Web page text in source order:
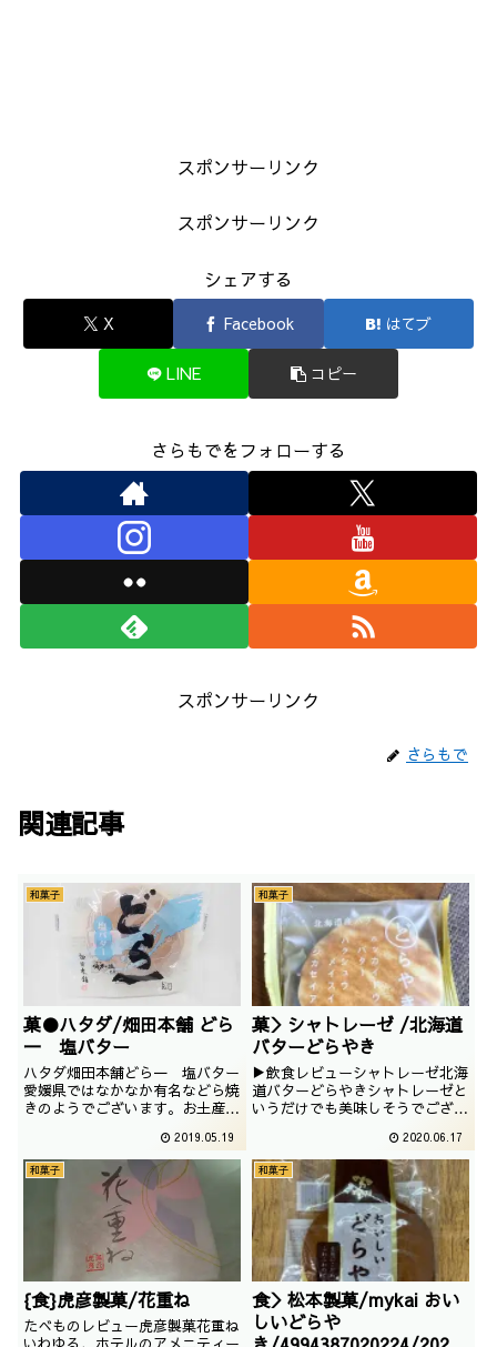
スポンサーリンク
スポンサーリンク
シェアする
X Facebook はてブ
LINE コピー
さらもでをフォローする
スポンサーリンク
さらもで
関連記事
和菓子
菓●ハタダ/畑田本舗 どら
一 塩バター
ハタダ畑田本舗どら一 塩バター
愛媛県ではなかなか有名などら焼
きのようでございます。お土産屋
てありました。撮影日は2019年
01月
2019.05.19
和菓子
菓＞シャトレーゼ /北海道
バターどらやき
▶飲食レビューシャトレーゼ北海
道バターどらやきシャトレーゼと
いうだけでも美味しそうでござい
ぽくはないですが、ジカセイアン
は入っているようです。撮影：
2020／04/02
2020.06.17
和菓子
{食}虎彦製菓/花重ね
たべものレビュー虎彦製菓花重ね
和菓子
食＞松本製菓/mykai おい
しいどらや